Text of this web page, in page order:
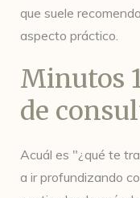
que suele
aspecto práctico.
Minutos
de
Acuál es "¿qué te
a ir profundizando